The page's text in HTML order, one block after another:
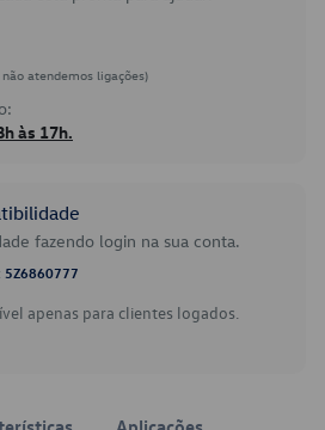
atendemos ligações)
às 17h.
fazendo login na sua conta.
5Z6860777
apenas para clientes logados.